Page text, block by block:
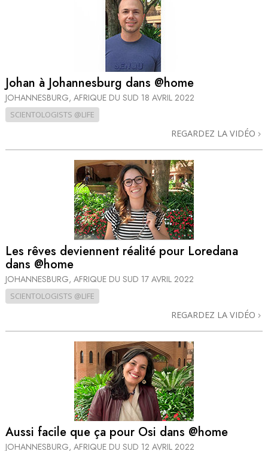
Johan à Johannesburg dans @home
JOHANNESBURG, AFRIQUE DU SUD 18 AVRIL 2022
SCIENTOLOGISTS @LIFE
REGARDEZ LA VIDÉO
Les rêves deviennent réalité pour Loredana
dans @home
JOHANNESBURG, AFRIQUE DU SUD 17 AVRIL 2022
SCIENTOLOGISTS @LIFE
REGARDEZ LA VIDÉO
Aussi facile que ça pour Osi dans @home
JOHANNESBURG, AFRIQUE DU SUD 12 AVRIL 2022